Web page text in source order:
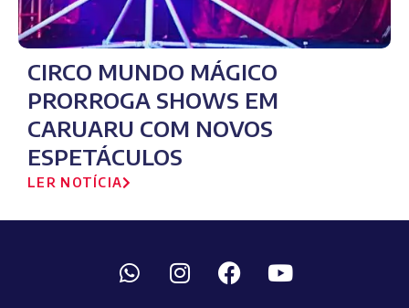
CIRCO MUNDO MÁGICO
PRORROGA SHOWS EM
CARUARU COM NOVOS
ESPETÁCULOS
LER NOTÍCIA